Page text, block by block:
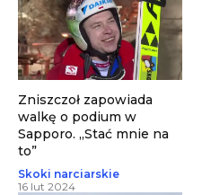
Zniszczoł zapowiada
walkę o podium w
Sapporo. „Stać mnie na
to”
Skoki narciarskie
16 lut 2024